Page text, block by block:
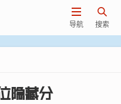

搜索

导航
隐藏分